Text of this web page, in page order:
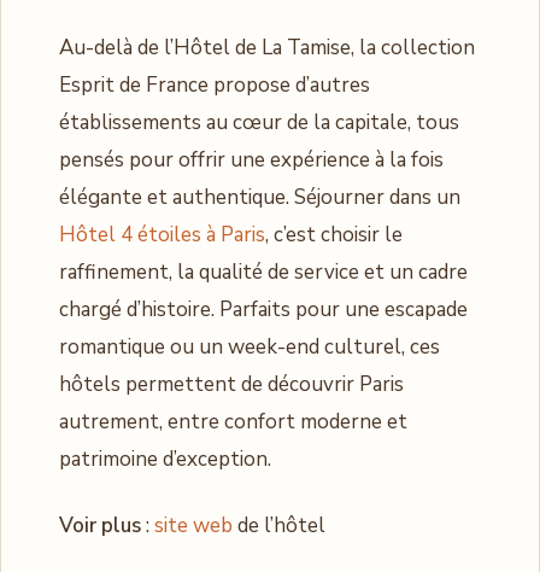
Au-delà de l’Hôtel de La Tamise, la collection
Esprit de France propose d’autres
établissements au cœur de la capitale, tous
pensés pour offrir une expérience à la fois
élégante et authentique. Séjourner dans un
Hôtel 4 étoiles à Paris, c’est choisir le
raffinement, la qualité de service et un cadre
chargé d’histoire. Parfaits pour une escapade
romantique ou un week-end culturel, ces
hôtels permettent de découvrir Paris
autrement, entre confort moderne et
patrimoine d’exception.
Voir plus:site web de l’hôtel